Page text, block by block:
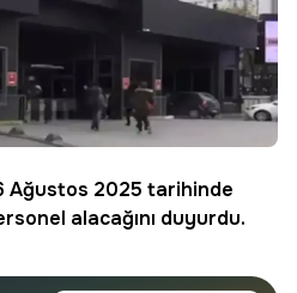
Ağustos 2025 tarihinde
alacağını duyurdu.